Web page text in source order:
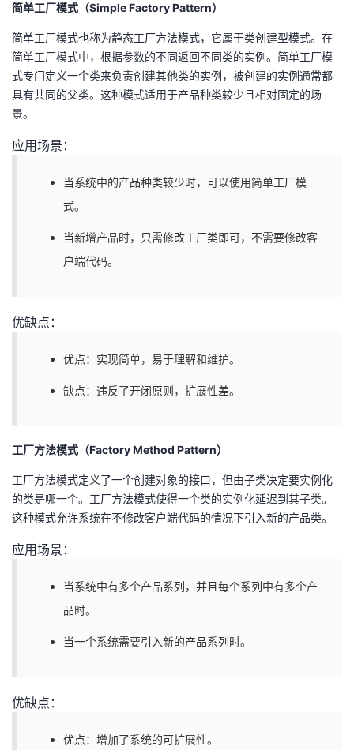
简单工厂模式（Simple Factory Pattern）
简单工厂模式也称为静态工厂方法模式，它属于类创建型模式。在
简单工厂模式中，根据参数的不同返回不同类的实例。简单工厂模
式专门定义一个类来负责创建其他类的实例，被创建的实例通常都
具有共同的父类。这种模式适用于产品种类较少且相对固定的场
景。
应用场景：
当系统中的产品种类较少时，可以使用简单工厂模
式。
当新增产品时，只需修改工厂类即可，不需要修改客
户端代码。
优缺点：
优点：实现简单，易于理解和维护。
缺点：违反了开闭原则，扩展性差。
工厂方法模式（Factory Method Pattern）
工厂方法模式定义了一个创建对象的接口，但由子类决定要实例化
的类是哪一个。工厂方法模式使得一个类的实例化延迟到其子类。
这种模式允许系统在不修改客户端代码的情况下引入新的产品类。
应用场景：
当系统中有多个产品系列，并且每个系列中有多个产
品时。
当一个系统需要引入新的产品系列时。
优缺点：
优点：增加了系统的可扩展性。